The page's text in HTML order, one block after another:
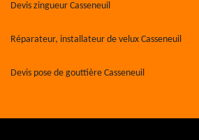
Devis zingueur Casseneuil
Réparateur, installateur de velux Casseneuil
Devis pose de gouttière Casseneuil